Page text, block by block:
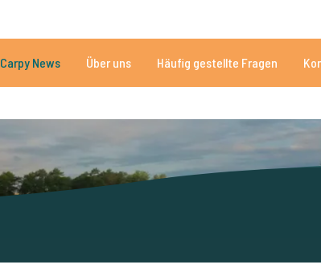
Carpy News Über uns Häufig gestellte Fragen